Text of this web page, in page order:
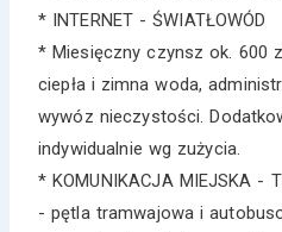
* INTERNET - ŚWIATŁOWÓD
* Miesięczny czynsz ok. 600
ciepła i zimna woda,
wywóz nieczystości.
indywidualnie wg zużycia.
* KOMUNIKACJA MIEJSKA -
- pętla tramwajowa i